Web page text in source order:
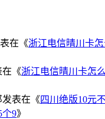
在《浙江电信晴川卡
在《浙江电信晴川卡怎
发表在《四川绝版10元
个9》